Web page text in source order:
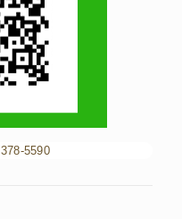
5590